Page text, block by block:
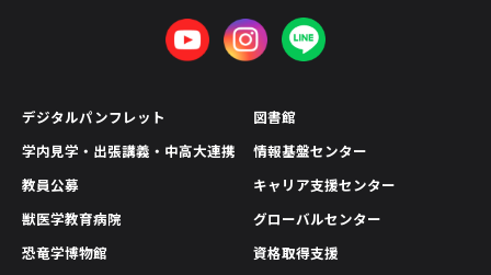
デジタルパンフレット
学内見学・出張講義・中高大連携
教員公募
獣医学教育病院
恐竜学博物館
図書館
情報基盤センター
キャリア支援センター
グローバルセンター
資格取得支援